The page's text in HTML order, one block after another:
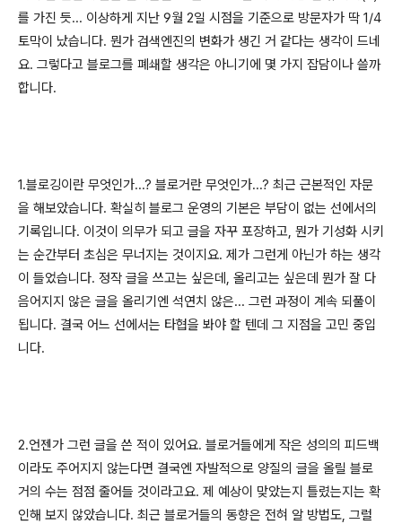
를 가진 듯... 이상하게 지난 9월 2일 시점을 기준으로 방문자가 딱 1/4
토막이 났습니다. 뭔가 검색엔진의 변화가 생긴 거 같다는 생각이 드네
요. 그렇다고 블로그를 폐쇄할 생각은 아니기에 몇 가지 잡담이나 쓸까
합니다.
1.블로깅이란 무엇인가...? 블로거란 무엇인가...? 최근 근본적인 자문
을 해보았습니다. 확실히 블로그 운영의 기본은 부담이 없는 선에서의
기록입니다. 이것이 의무가 되고 글을 자꾸 포장하고, 뭔가 기성화 시키
는 순간부터 초심은 무너지는 것이지요. 제가 그런게 아닌가 하는 생각
이 들었습니다. 정작 글을 쓰고는 싶은데, 올리고는 싶은데 뭔가 잘 다
음어지지 않은 글을 올리기엔 석연치 않은... 그런 과정이 계속 되풀이
됩니다. 결국 어느 선에서는 타협을 봐야 할 텐데 그 지점을 고민 중입
니다.
2.언젠가 그런 글을 쓴 적이 있어요. 블로거들에게 작은 성의의 피드백
이라도 주어지지 않는다면 결국엔 자발적으로 양질의 글을 올릴 블로
거의 수는 점점 줄어들 것이라고요. 제 예상이 맞았는지 틀렸는지는 확
인해 보지 않았습니다. 최근 블로거들의 동향은 전혀 알 방법도, 그럴